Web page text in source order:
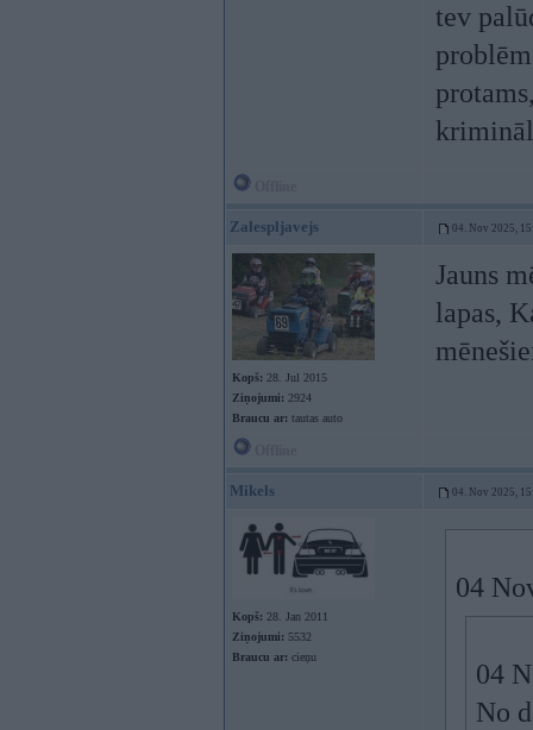
tev
Zalespljavejs 04. Nov 2025,
Kopš: 28. Jul 2015
Ziņojumi: 2924
Braucu ar: tautas auto
Jauns
lapas,
Mikels 04. Nov 2025,
Kopš: 28. Jan 2011
Ziņojumi: 5532
Braucu ar: cieņu
04
04
No